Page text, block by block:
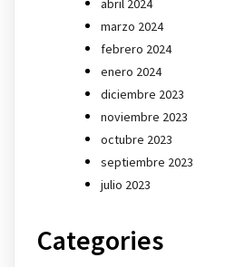
marzo 2024
febrero 2024
enero 2024
diciembre 2023
noviembre 2023
octubre 2023
septiembre 2023
julio 2023
Categories